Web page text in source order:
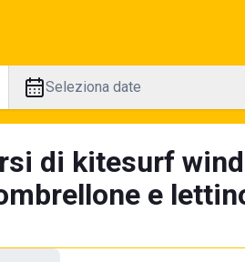
Seleziona date
di kitesurf
e